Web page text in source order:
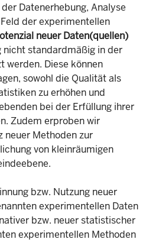
Datenerhebung, Analyse
der experimentellen
neuer Daten(quellen)
nicht standardmäßig in der
Diese können
sowohl die Qualität als
zu erhöhen und
bei der Erfüllung ihrer
Zudem erproben wir
neuer Methoden zur
von kleinräumigen
bzw. Nutzung neuer
experimentellen Daten
bzw. neuer statistischer
experimentellen Methoden